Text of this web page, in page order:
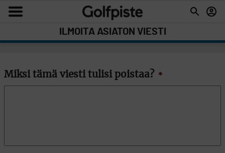
ILMOITA ASIATON VIESTI
Miksi tämä viesti tulisi poistaa? *